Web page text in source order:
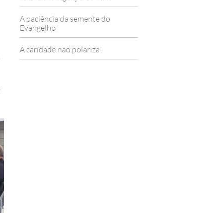
A paciência da semente do
Evangelho
A caridade não polariza!